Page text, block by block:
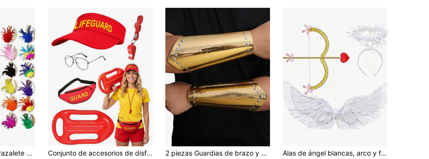
fiesta, cosplay, espectáculo en el escenario
Conjunto de accesorios de disfraz para fiesta temática de playa de Halloween, sombrero de sol de copa abierta, bolsa de cintura, silbato, tabla de surf, accesorios de juego de rol de salvavidas 2 piezas Guardias de brazo y muñeca estilo vikingo medieval - Brazaletes de brazo de cuero sintético con tachuelas de metal dorado, accesorio de vestuario para LARP, combate escénico, recreación histórica - Accesorio de armadura de disfraz sin batería - Compatible con el conjunto de armadura vikinga nórdica Alas de ángel blancas, arco y flecha de Cupido, diadema con forma de corazón, set de disfraz, accesorios para fotos de fiesta de San Valentín, adecuado para fiesta de Halloween, fiesta temática, despedida de soltera, fiesta de novia, ducha nupcial